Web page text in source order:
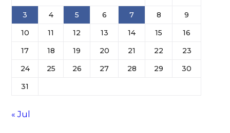
3
4 5 6 7 8
9
10
11 12 13 14 15
16
17
18 19 20 21 22
23
24
25 26 27 28 29
30
31
« Jul